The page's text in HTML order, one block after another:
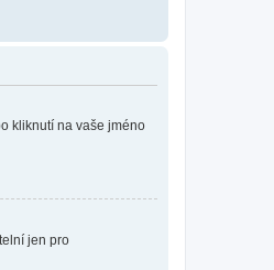
kliknutí na vaše jméno
jen pro